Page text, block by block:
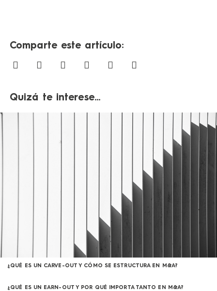
Comparte este artículo:
Quizá te interese...
¿QUÉ ES UN CARVE-OUT Y CÓMO SE ESTRUCTURA EN M&A?
¿QUÉ ES UN EARN-OUT Y POR QUÉ IMPORTA TANTO EN M&A?